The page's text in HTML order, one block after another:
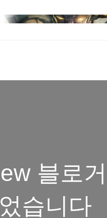
블로
습니다